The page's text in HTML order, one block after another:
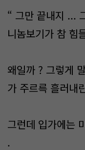
“ 그만 끝내지 ...
니놈보기가 참 힘
왜일까 ? 그렇게
가 주르륵 흘러내
그런데 입가에는
.